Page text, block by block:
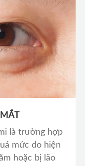
là trường hợp
mức do hiện
hoặc bị lão